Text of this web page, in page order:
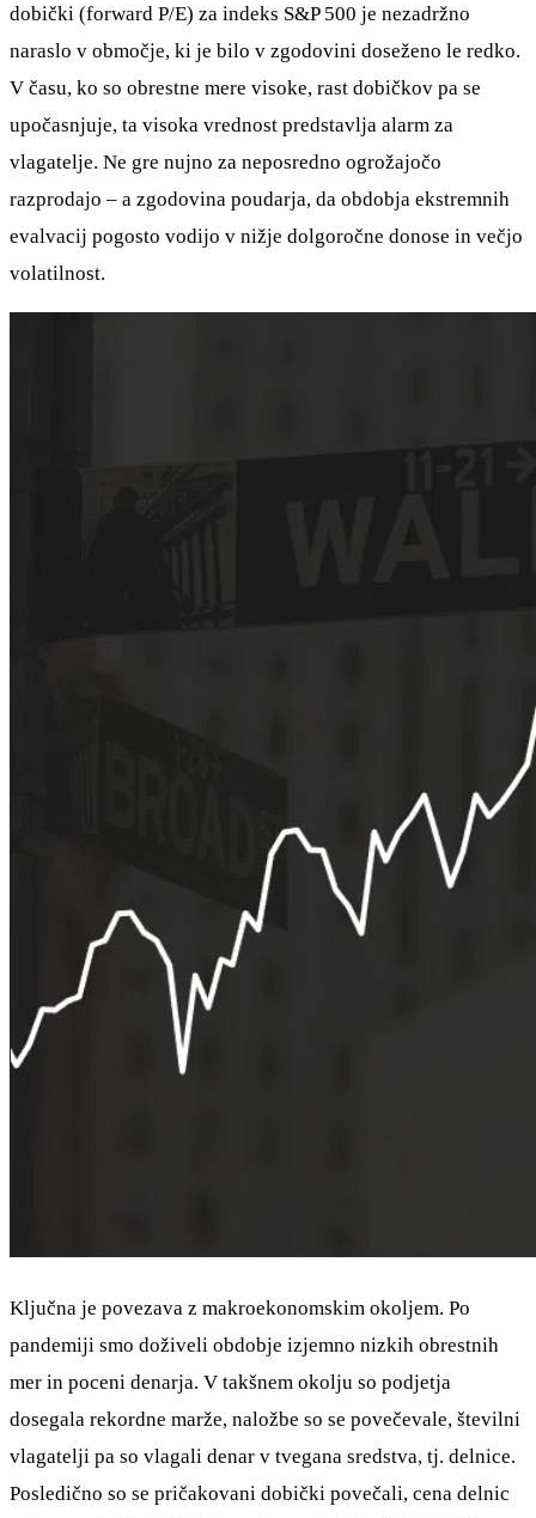
dobički (forward P/E) za indeks S&P 500 je nezadržno
naraslo v območje, ki je bilo v zgodovini doseženo le redko.
V času, ko so obrestne mere visoke, rast dobičkov pa se
upočasnjuje, ta visoka vrednost predstavlja alarm za
vlagatelje. Ne gre nujno za neposredno ogrožajočo
razprodajo – a zgodovina poudarja, da obdobja ekstremnih
evalvacij pogosto vodijo v nižje dolgoročne donose in večjo
volatilnost.
Ključna je povezava z makroekonomskim okoljem. Po
pandemiji smo doživeli obdobje izjemno nizkih obrestnih
mer in poceni denarja. V takšnem okolju so podjetja
dosegala rekordne marže, naložbe so se povečevale, številni
vlagatelji pa so vlagali denar v tvegana sredstva, tj. delnice.
Posledično so se pričakovani dobički povečali, cena delnic